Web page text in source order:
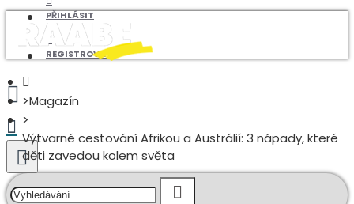
PŘIHLÁSIT
REGISTROVAT
Magazín
Výtvarné cestování Afrikou a Austrálií: 3 nápady, které
děti zavedou kolem světa